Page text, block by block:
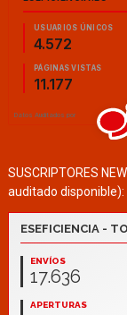
SUSCRIPTORES
auditado disponible):